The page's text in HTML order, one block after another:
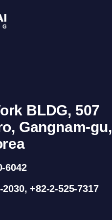
BLDG, 507
Gangnam-gu,
6042
+82-2-525-7317